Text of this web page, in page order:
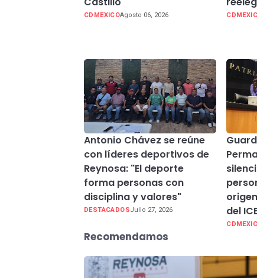
CDMEXICOAgosto 06, 2026
Antonio Chávez se reúne
con líderes deportivos de
Reynosa: "El deporte
forma personas con
disciplina y valores"
DESTACADOSJulio 27, 2026
del
Recomendamos